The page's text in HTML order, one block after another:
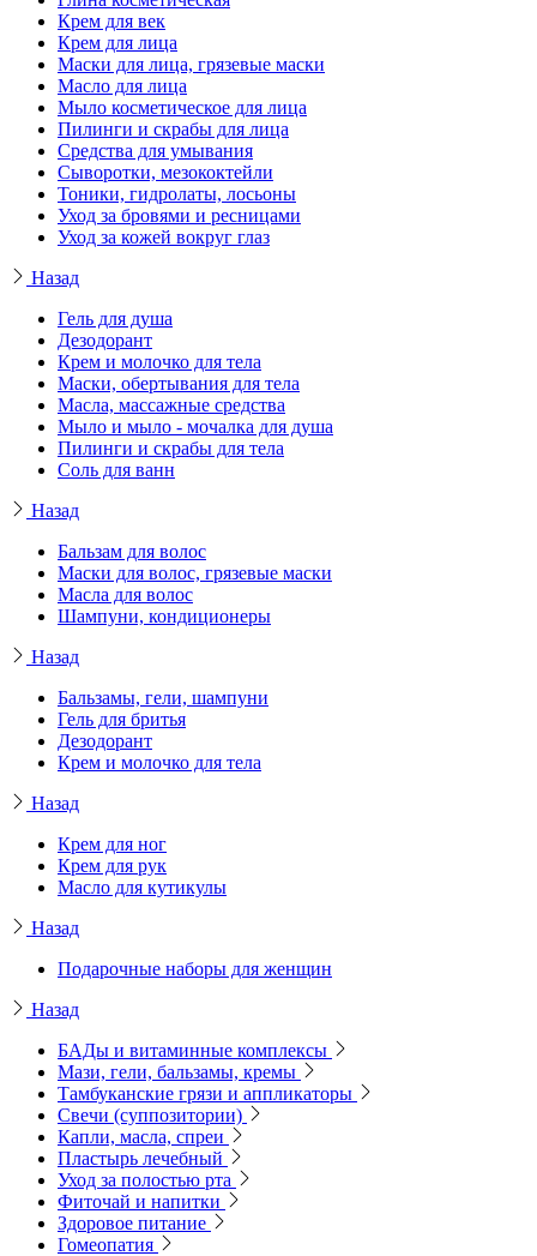
Крем для век
Крем для лица
Маски для лица, грязевые маски
Масло для лица
Мыло косметическое для лица
Пилинги и скрабы для лица
Средства для умывания
Сыворотки, мезококтейли
Тоники, гидролаты, лосьоны
Уход за бровями и ресницами
Уход за кожей вокруг глаз
Назад
Гель для душа
Дезодорант
Крем и молочко для тела
Маски, обертывания для тела
Масла, массажные средства
Мыло и мыло - мочалка для душа
Пилинги и скрабы для тела
Соль для ванн
Назад
Бальзам для волос
Маски для волос, грязевые маски
Масла для волос
Шампуни, кондиционеры
Назад
Бальзамы, гели, шампуни
Гель для бритья
Дезодорант
Крем и молочко для тела
Назад
Крем для ног
Крем для рук
Масло для кутикулы
Назад
Подарочные наборы для женщин
Назад
БАДы и витаминные комплексы
Мази, гели, бальзамы, кремы
Тамбуканские грязи и аппликаторы
Свечи (суппозитории)
Капли, масла, спреи
Пластырь лечебный
Уход за полостью рта
Фиточай и напитки
Здоровое питание
Гомеопатия